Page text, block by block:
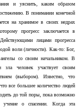
и уяснить, каким образом
В понимании конечной
на хранимое в своих недрах
прогресс заключается в
лицами прогресса
воли (личности). Как-то: Бог,
со своим начальником. В
зла человек участвует своим
(выбором). Известно, что
все большее количество людей
до той поры, пока возможно
учение о спасении. Когда эта